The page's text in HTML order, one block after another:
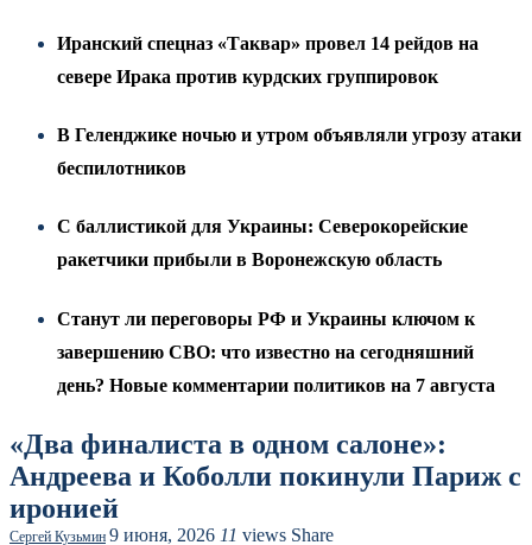
Иранский спецназ «Таквар» провел 14 рейдов на
севере Ирака против курдских группировок
В Геленджике ночью и утром объявляли угрозу атаки
беспилотников
С баллистикой для Украины: Северокорейские
ракетчики прибыли в Воронежскую область
Станут ли переговоры РФ и Украины ключом к
завершению СВО: что известно на сегодняшний
день? Новые комментарии политиков на 7 августа
«Два финалиста в одном салоне»:
Андреева и Коболли покинули Париж с
иронией
Сергей Кузьмин 9 июня, 2026 11 views Share